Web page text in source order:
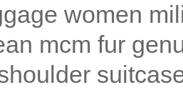
women
mcm fur